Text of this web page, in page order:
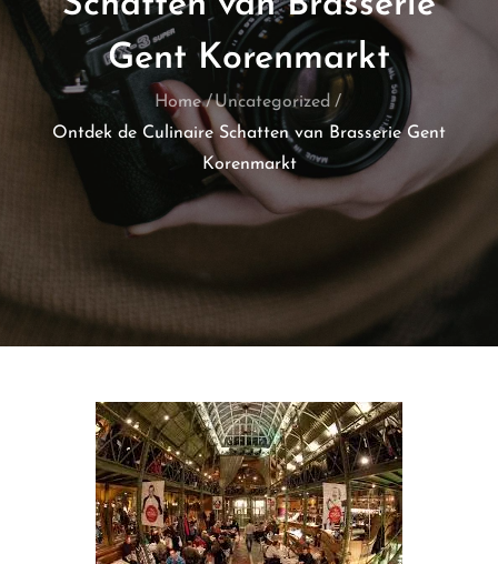
Gent Korenmarkt
Home
Uncategorized
Ontdek de Culinaire Schatten van Brasserie Gent
Korenmarkt